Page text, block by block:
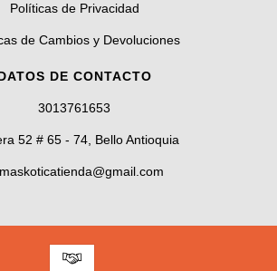
Políticas de Privacidad
de Cambios y Devoluciones
DE CONTACTO
3013761653
52 # 65 - 74, Bello Antioquia